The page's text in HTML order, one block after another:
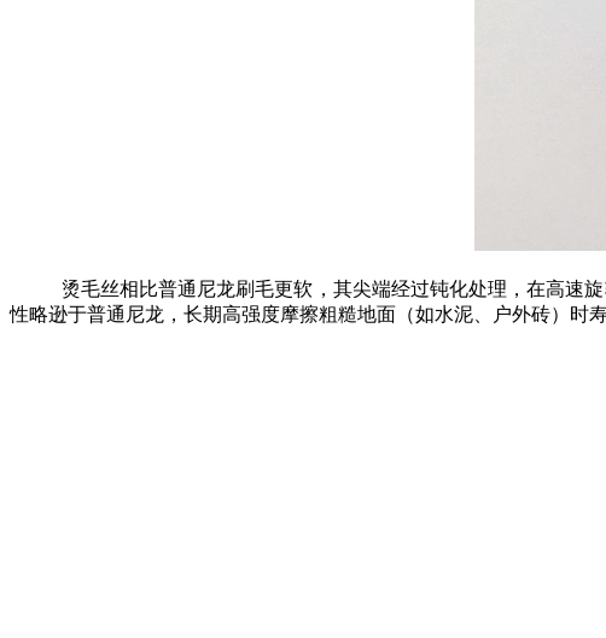
烫毛丝相比普通尼龙刷毛更软，其尖端经过钝化处理，在高速
性略逊于普通尼龙，长期高强度摩擦粗糙地面（如水泥、户外砖）时